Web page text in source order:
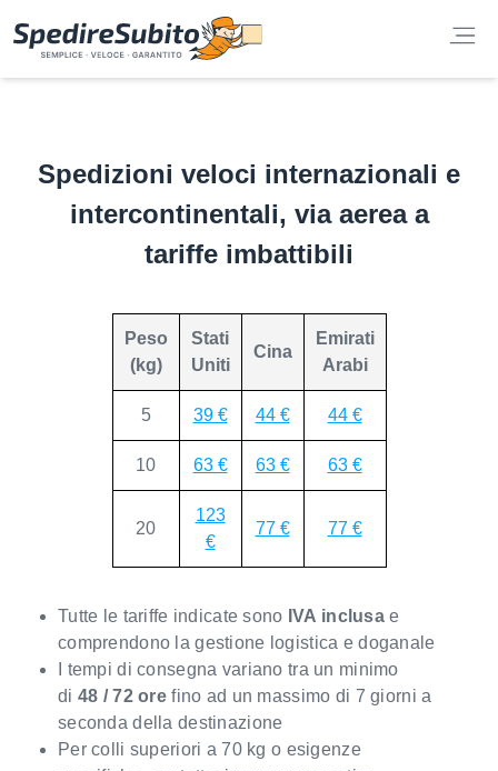
Spedizioni veloci internazionali e
intercontinentali, via aerea a
tariffe imbattibili
Peso
(kg)
Stati
Uniti
Cina
Emirati
Arabi
5 39 € 44 € 44 €
10 63 € 63 € 63 €
20
123
€
77 € 77 €
Tutte le tariffe indicate sono IVA inclusa e
comprendono la gestione logistica e doganale
I tempi di consegna variano tra un minimo
di 48 / 72 ore fino ad un massimo di 7 giorni a
seconda della destinazione
Per colli superiori a 70 kg o esigenze